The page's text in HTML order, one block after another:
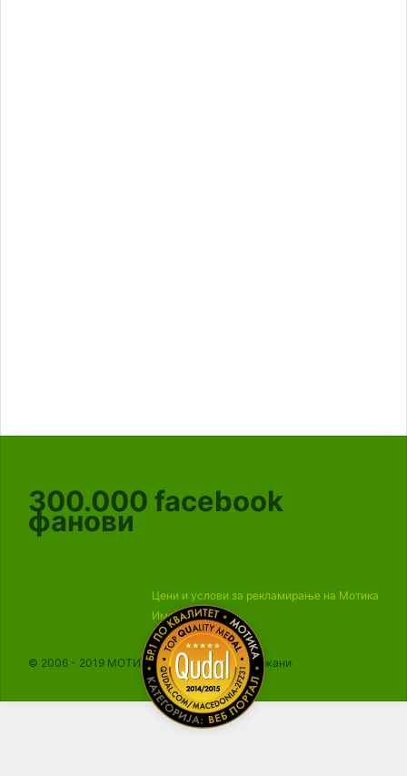
300.000 facebook
фанови
Цени и услови за рекламирање на Мотика
Импресум
© 2006 - 2019 МОТИКА, Сите права се задржани